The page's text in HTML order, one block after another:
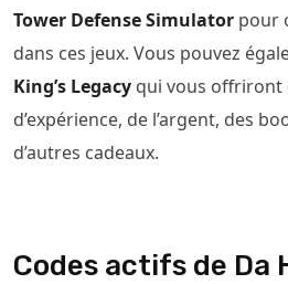
Tower Defense Simulator pour
dans ces jeux. Vous pouvez
King’s Legacy qui vous offriront
d’expérience, de l’argent, des
d’autres cadeaux.
Codes actifs de Da